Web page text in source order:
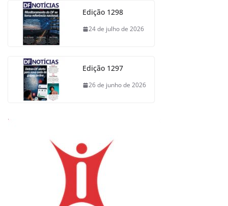
Edição 1298
24 de julho de 2026
Edição 1297
26 de junho de 2026